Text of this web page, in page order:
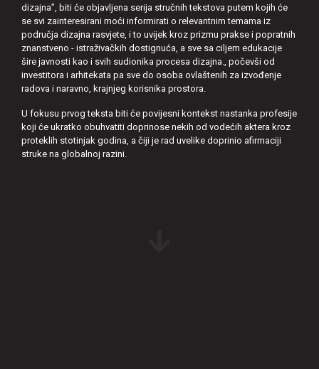
dizajna”, biti će objavljena serija stručnih tekstova putem kojih će
se svi zainteresirani moći informirati o relevantnim temama iz
područja dizajna rasvjete, i to uvijek kroz prizmu prakse i popratnih
znanstveno - istraživačkih dostignuća, a sve sa ciljem edukacije
šire javnosti kao i svih sudionika procesa dizajna., počevši od
investitora i arhitekata pa sve do osoba ovlaštenih za izvođenje
radova i naravno, krajnjeg korisnika prostora.
U fokusu prvog teksta biti će povijesni kontekst nastanka profesije
koji će ukratko obuhvatiti doprinose nekih od vodećih aktera kroz
proteklih stotinjak godina, a čiji je rad uvelike doprinio afirmaciji
struke na globalnoj razini.